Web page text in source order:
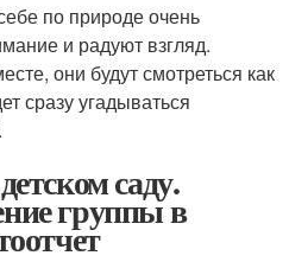
по природе очень
и радуют взгляд.
они будут смотреться как
сразу угадываться
саду.
группы в